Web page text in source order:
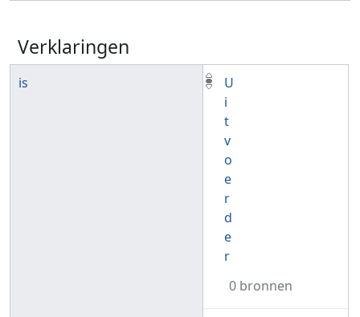
Verklaringen
is
U
i
t
v
o
e
r
d
e
r
0 bronnen